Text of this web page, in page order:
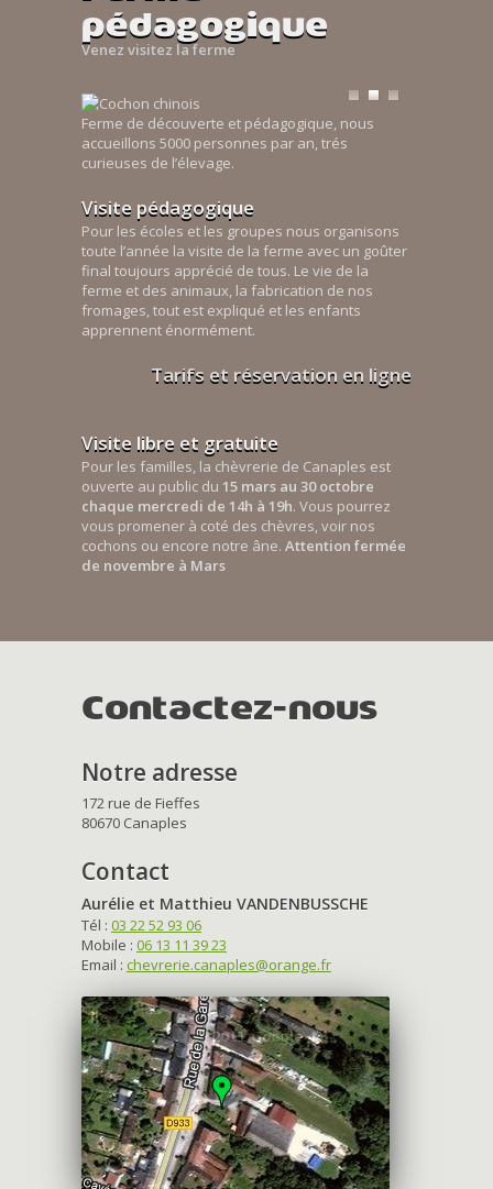
pédagogique
Venez visitez la ferme
Ferme de découverte et pédagogique, nous
accueillons 5000 personnes par an, trés
curieuses de l’élevage.
Visite pédagogique
Pour les écoles et les groupes nous organisons
toute l’année la visite de la ferme avec un goûter
final toujours apprécié de tous. Le vie de la
ferme et des animaux, la fabrication de nos
fromages, tout est expliqué et les enfants
apprennent énormément.
Tarifs et réservation en ligne
Visite libre et gratuite
Pour les familles, la chèvrerie de Canaples est
ouverte au public du 15 mars au 30 octobre
chaque mercredi de 14h à 19h. Vous pourrez
vous promener à coté des chèvres, voir nos
cochons ou encore notre âne. Attention fermée
de novembre à Mars
Contactez-nous
Notre adresse
172 rue de Fieffes
80670 Canaples
Contact
Aurélie et Matthieu VANDENBUSSCHE
Tél : 03 22 52 93 06
Mobile : 06 13 11 39 23
Email : chevrerie.canaples@orange.fr